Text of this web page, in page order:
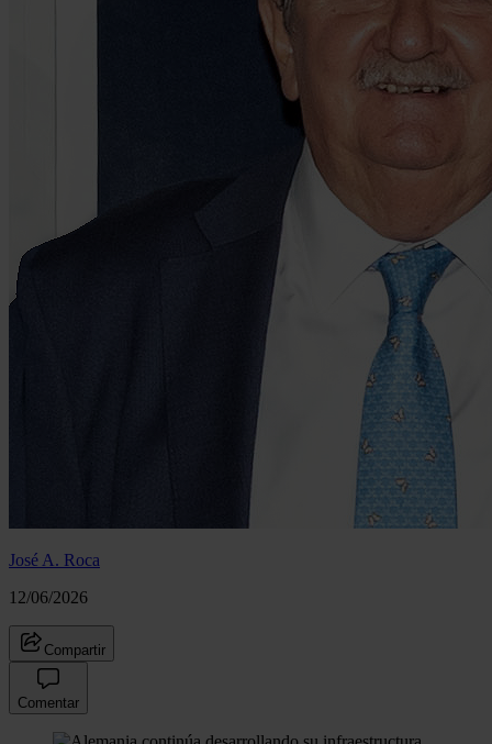
José A. Roca
12/06/2026
Compartir
Comentar